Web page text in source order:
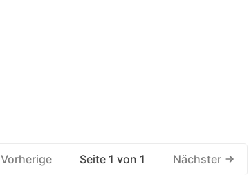
Vorherige Seite 1 von 1 Nächster